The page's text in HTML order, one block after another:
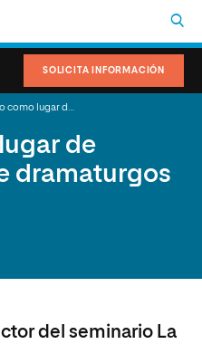
SOLICITA INFORMACIÓN
de
dramaturgos
del seminario La